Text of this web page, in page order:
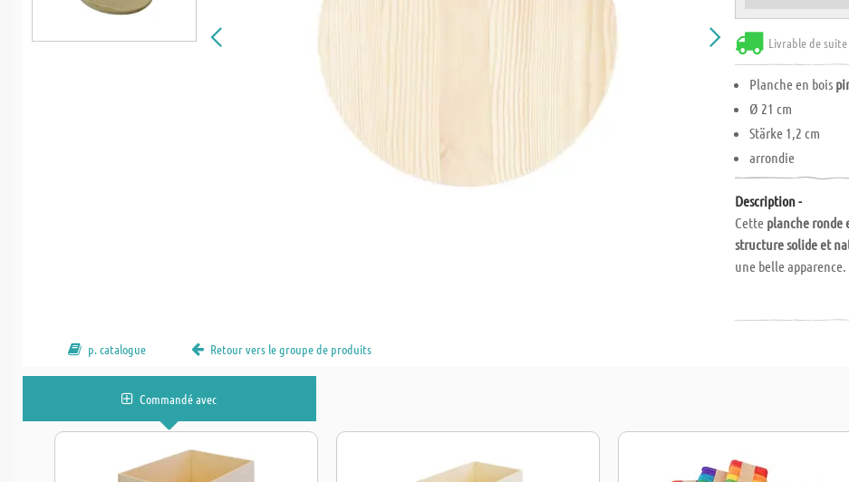
Livrable de suite
Planche en bois
Ø 21 cm
Stärke 1,2 cm
arrondie
Description -
Cette planche ronde
structure solide et
une belle apparence.
planche en bois
p. catalogue Retour vers le groupe de produits
Commandé avec